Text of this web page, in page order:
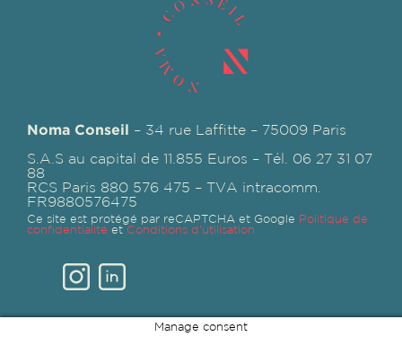
Noma Conseil – 34 rue Laffitte – 75009 Paris
S.A.S au capital de 11.855 Euros – Tél. 06 27 31 07
88
RCS Paris 880 576 475 – TVA intracomm.
FR9880576475
Ce site est protégé par reCAPTCHA et Google
Politique de
confidentialité et Conditions d'utilisation
Manage consent